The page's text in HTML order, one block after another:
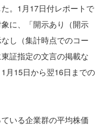
。1月17日付レポートで
に、「開示あり（開示
し（集計時点でのコー
証指定の文言の掲載な
月15日から翌16日までの
いる企業群の平均株価